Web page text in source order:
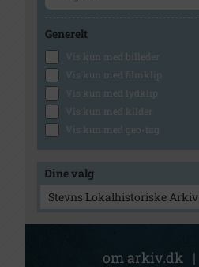
Generelt
Vis kun med billeder
Vis kun med filmklip
Vis kun med lydklip
Vis kun med kilder
Vis kun med geo-tag
Dine valg
Stevns Lokalhistoriske Arkiv
om arkiv.dk |